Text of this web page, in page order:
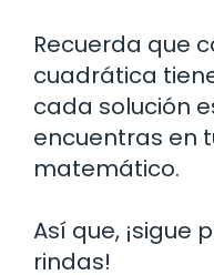
Recuerda que
cuadrática
cada solución
encuentras en
matemático.
Así que, ¡sigue
rindas!